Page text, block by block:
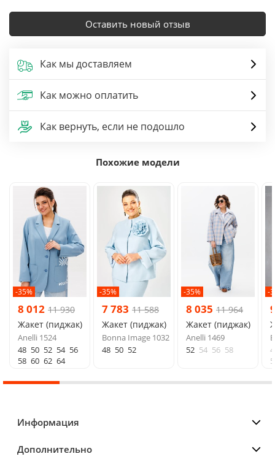
Оставить новый отзыв
Как мы доставляем
Как можно оплатить
Как вернуть, если не подошло
Похожие модели
-35%
8 012 11 930
Жакет (пиджак)
Anelli 1524
48 50 52 54 56
58 60 62 64
-35%
7 783 11 588
Жакет (пиджак)
Bonna Image 1032
48 50 52
-35%
8 035 11 964
Жакет (пиджак)
Anelli 1469
52 54 56 58
-
Информация
Дополнительно